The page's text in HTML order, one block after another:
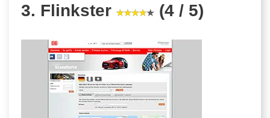
3. Flinkster (4 / 5)